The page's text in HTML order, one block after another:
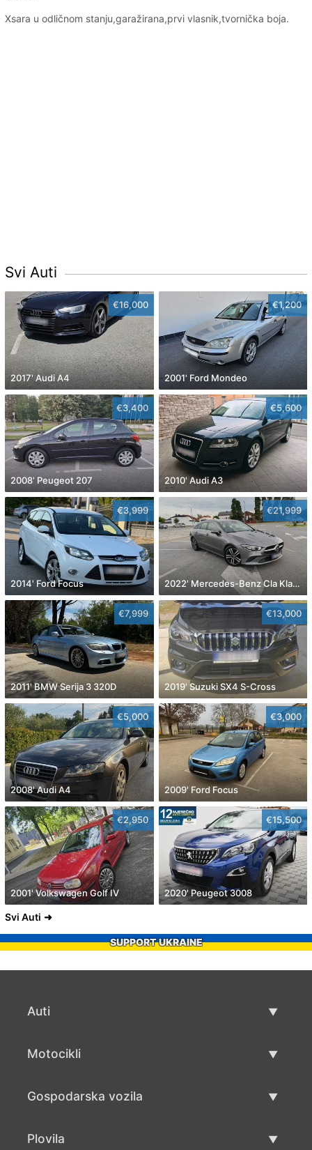
Xsara u odličnom stanju,garažirana,prvi vlasnik,tvornička boja.
Svi Auti
€16,000
2017' Audi A4
€1,200
2001' Ford Mondeo
€3,400
2008' Peugeot 207
€5,600
2010' Audi A3
€3,999
2014' Ford Focus
€21,999
2022' Mercedes-Benz Cla Klasa Cla 180
€7,999
2011' BMW Serija 3 320D
€13,000
2019' Suzuki SX4 S-Cross
€5,000
2008' Audi A4
€3,000
2009' Ford Focus
€2,950
2001' Volkswagen Golf IV
€15,500
2020' Peugeot 3008
Svi Auti
SUPPORT UKRAINE
Auti
Motocikli
Gospodarska vozila
Plovila